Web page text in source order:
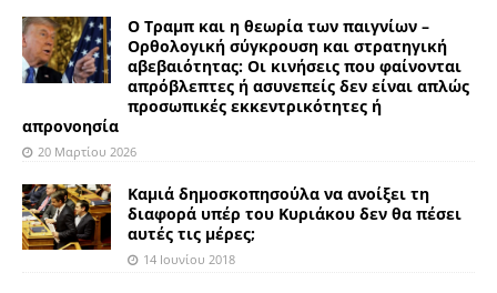
Ο Τραμπ και η θεωρία των παιγνίων –
Ορθολογική σύγκρουση και στρατηγική
αβεβαιότητας: Oι κινήσεις που φαίνονται
απρόβλεπτες ή ασυνεπείς δεν είναι απλώς
προσωπικές εκκεντρικότητες ή
απρονοησία
20 Μαρτίου 2026
Καμιά δημοσκοπησούλα να ανοίξει τη
διαφορά υπέρ του Κυριάκου δεν θα πέσει
αυτές τις μέρες;
14 Ιουνίου 2018